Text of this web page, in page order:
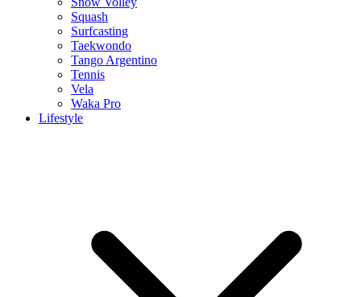
Squash
Surfcasting
Taekwondo
Tango Argentino
Tennis
Vela
Waka Pro
Lifestyle